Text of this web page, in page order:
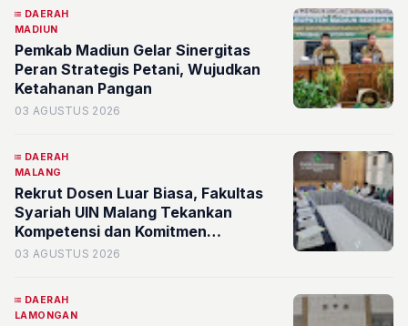
DAERAH
MADIUN
Pemkab Madiun Gelar Sinergitas
Peran Strategis Petani, Wujudkan
Ketahanan Pangan
03 AGUSTUS 2026
DAERAH
MALANG
Rekrut Dosen Luar Biasa, Fakultas
Syariah UIN Malang Tekankan
Kompetensi dan Komitmen
Pengabdian
03 AGUSTUS 2026
DAERAH
LAMONGAN